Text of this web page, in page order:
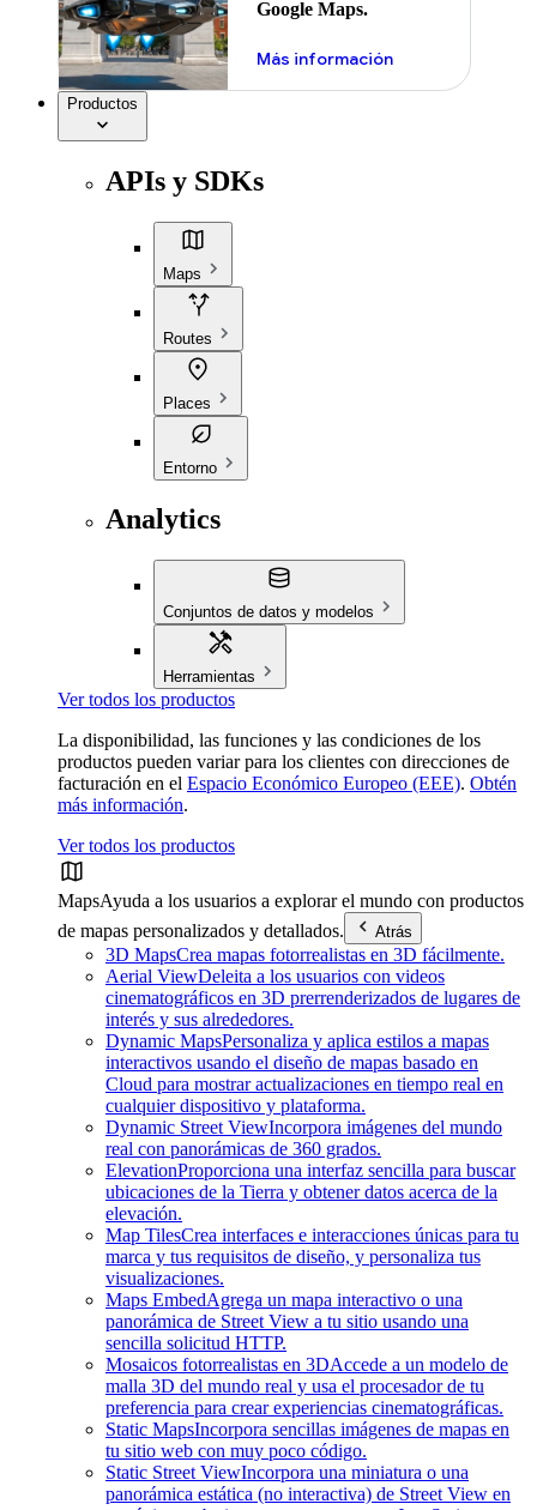
Google Maps.
Más información
Productos
APIs y SDKs
Maps
Routes
Places
Entorno
Analytics
Conjuntos de datos y modelos
Herramientas
Ver todos los productos
La disponibilidad, las funciones y las condiciones de los
productos pueden variar para los clientes con direcciones de
facturación en el Espacio Económico Europeo (EEE). Obtén
más información.
Ver todos los productos
MapsAyuda a los usuarios a explorar el mundo con productos
de mapas personalizados y detallados.
Atrás
3D MapsCrea mapas fotorrealistas en 3D fácilmente.
Aerial ViewDeleita a los usuarios con videos
cinematográficos en 3D prerrenderizados de lugares de
interés y sus alrededores.
Dynamic MapsPersonaliza y aplica estilos a mapas
interactivos usando el diseño de mapas basado en
Cloud para mostrar actualizaciones en tiempo real en
cualquier dispositivo y plataforma.
Dynamic Street ViewIncorpora imágenes del mundo
real con panorámicas de 360 grados.
ElevationProporciona una interfaz sencilla para buscar
ubicaciones de la Tierra y obtener datos acerca de la
elevación.
Map TilesCrea interfaces e interacciones únicas para tu
marca y tus requisitos de diseño, y personaliza tus
visualizaciones.
Maps EmbedAgrega un mapa interactivo o una
panorámica de Street View a tu sitio usando una
sencilla solicitud HTTP.
Mosaicos fotorrealistas en 3DAccede a un modelo de
malla 3D del mundo real y usa el procesador de tu
preferencia para crear experiencias cinematográficas.
Static MapsIncorpora sencillas imágenes de mapas en
tu sitio web con muy poco código.
Static Street ViewIncorpora una miniatura o una
panorámica estática (no interactiva) de Street View en